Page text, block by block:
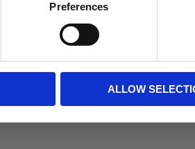
Preferences
ALLOW